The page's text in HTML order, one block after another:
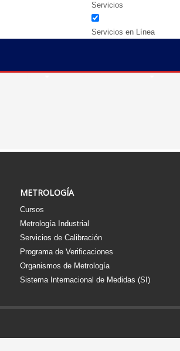
Servicios
Servicios en Línea
METROLOGÍA
Cursos
Metrología Industrial
Servicios de Calibración
Programa de Verificaciones
Organismos de Metrología
Sistema Internacional de Medidas (SI)